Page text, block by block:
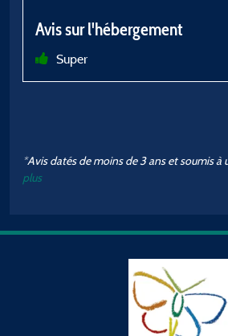
Avis sur l'hébergement
Super
*Avis datés de moins de 3 ans et soumis à
plus